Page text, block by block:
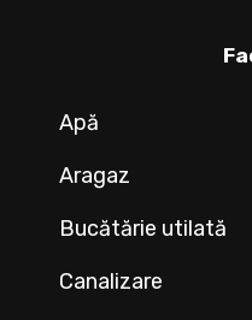
Apă
Aragaz
Bucătărie utilată
Canalizare